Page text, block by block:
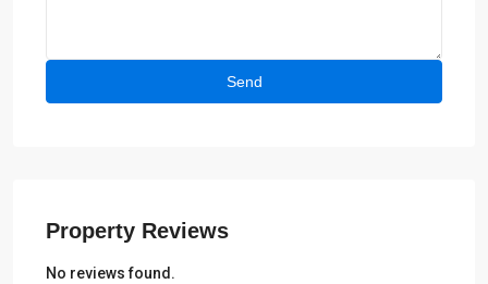
Property Reviews
No reviews found.